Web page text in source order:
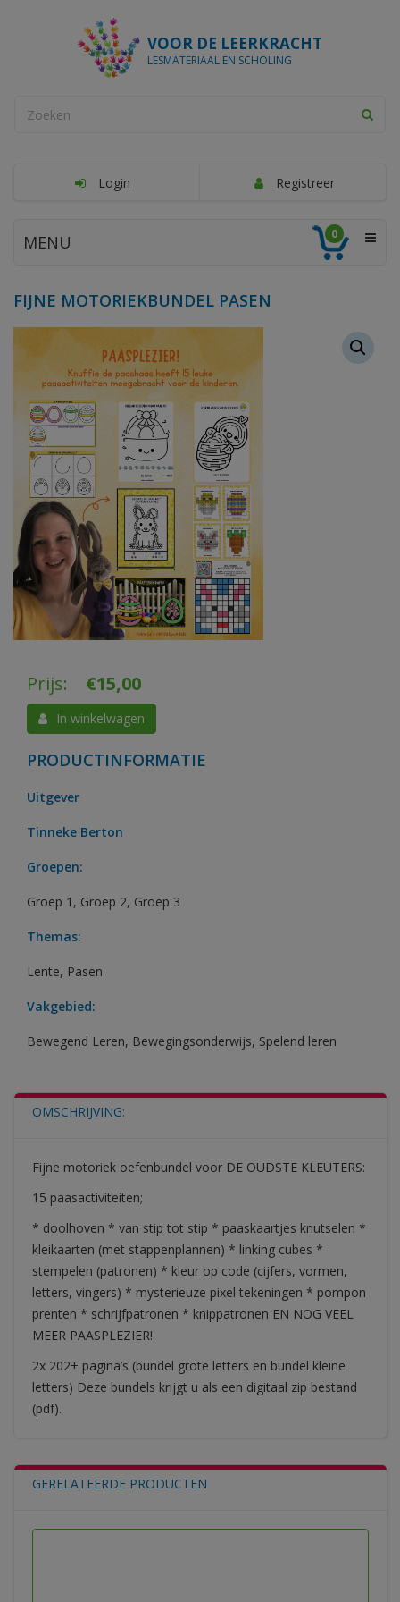
VOOR DE LEERKRACHT
LESMATERIAAL EN SCHOLING
Login Registreer
MENU 0
FIJNE MOTORIEKBUNDEL PASEN
Prijs: €15,00
In winkelwagen
PRODUCTINFORMATIE
Uitgever
Tinneke Berton
Groepen:
Groep 1 , Groep 2, Groep 3
Themas:
Lente, Pasen
Vakgebied:
Bewegend Leren, Bewegingsonderwijs, Spelend leren
OMSCHRIJVING:
Fijne motoriek oefenbundel voor DE OUDSTE KLEUTERS:
15 paasactiviteiten;
* doolhoven * van stip tot stip * paaskaartjes knutselen *
kleikaarten (met stappenplannen) * linking cubes *
stempelen (patronen) * kleur op code (cijfers, vormen,
letters, vingers) * mysterieuze pixel tekeningen * pompon
prenten * schrijfpatronen * knippatronen EN NOG VEEL
MEER PAASPLEZIER!
2x 202+ pagina’s (bundel grote letters en bundel kleine
letters) Deze bundels krijgt u als een digitaal zip bestand
(pdf).
GERELATEERDE PRODUCTEN